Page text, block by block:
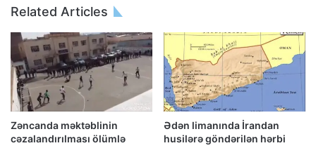
Related Articles
Zəncanda məktəblinin
cəzalandırılması ölümlə
Ədən limanında İrandan
husilərə göndərilən hərbi